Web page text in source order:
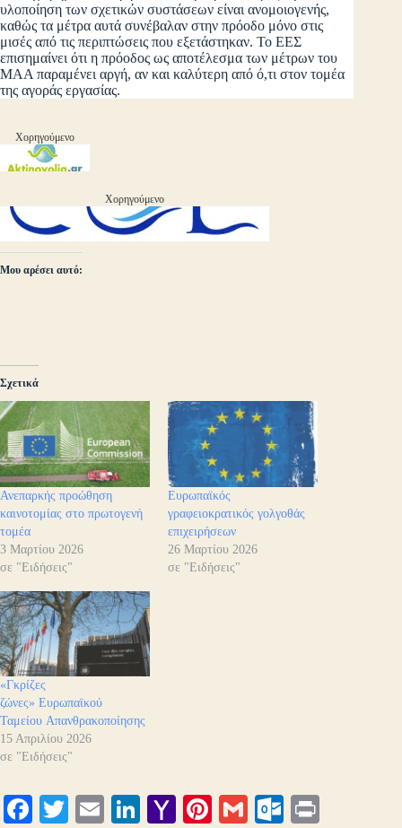
υλοποίηση των σχετικών συστάσεων είναι ανομοιογενής,
καθώς τα μέτρα αυτά συνέβαλαν στην πρόοδο μόνο στις
μισές από τις περιπτώσεις που εξετάστηκαν. Το ΕΕΣ
επισημαίνει ότι η πρόοδος ως αποτέλεσμα των μέτρων του
ΜΑΑ παραμένει αργή, αν και καλύτερη από ό,τι στον τομέα
της αγοράς εργασίας.
Χορηγούμενο
Χορηγούμενο
Μου αρέσει αυτό:
Σχετικά
Ανεπαρκής προώθηση
καινοτομίας στο πρωτογενή
τομέα
3 Μαρτίου 2026
σε "Ειδήσεις"
Ευρωπαϊκός
γραφειοκρατικός γολγοθάς
επιχειρήσεων
26 Μαρτίου 2026
σε "Ειδήσεις"
«Γκρίζες
ζώνες» Ευρωπαϊκού
Ταμείου Απανθρακοποίησης
15 Απριλίου 2026
σε "Ειδήσεις"
Fa T
E
Li
Y
Pi
G
O